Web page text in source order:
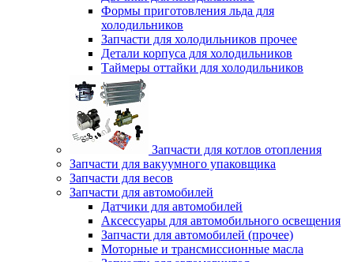
Формы приготовления льда для
холодильников
Запчасти для холодильников прочее
Детали корпуса для холодильников
Таймеры оттайки для холодильников
Запчасти для котлов отопления
Запчасти для вакуумного упаковщика
Запчасти для весов
Запчасти для автомобилей
Датчики для автомобилей
Аксессуары для автомобильного освещения
Запчасти для автомобилей (прочее)
Моторные и трансмиссионные масла